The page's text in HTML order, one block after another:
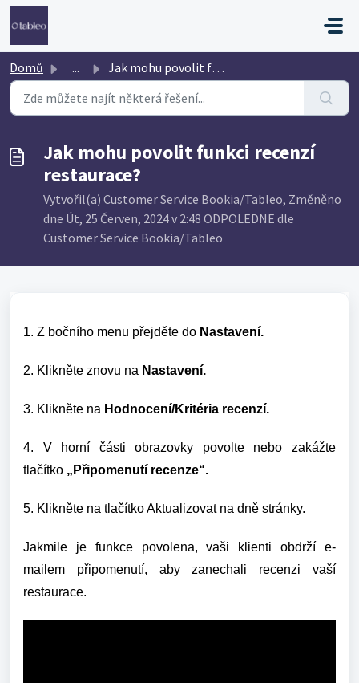
Přeskočit na hlavní obsah
Domů ... Jak mohu povolit funkci recenzí restaurace?
Jak mohu povolit funkci recenzí
restaurace?
Vytvořil(a) Customer Service Bookia/Tableo, Změněno
dne Út, 25 Červen, 2024 v 2:48 ODPOLEDNE dle
Customer Service Bookia/Tableo
1. Z bočního menu přejděte do Nastavení.
2. Klikněte znovu na Nastavení.
3. Klikněte na Hodnocení/Kritéria recenzí.
4. V horní části obrazovky povolte nebo zakážte
tlačítko „Připomenutí recenze“.
5. Klikněte na tlačítko Aktualizovat na dně stránky.
Jakmile je funkce povolena, vaši klienti obdrží e-
mailem připomenutí, aby zanechali recenzi vaší
restaurace.